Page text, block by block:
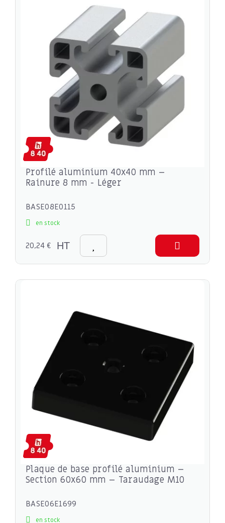
Profilé aluminium 40x40 mm –
Rainure 8 mm - Léger
BASE08E0115
en stock
20,24 € HT
Plaque de base profilé aluminium –
Section 60x60 mm – Taraudage M10
BASE06E1699
en stock